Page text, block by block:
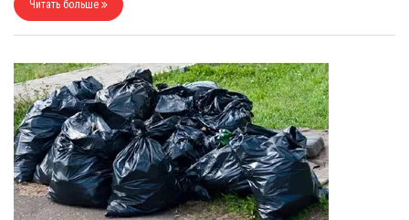
Читать больше